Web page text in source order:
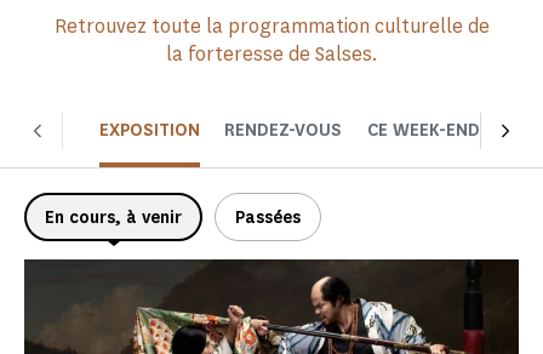
Retrouvez toute la programmation culturelle de
la forteresse de Salses.
EXPOSITION RENDEZ-VOUS CE WEEK-END
En cours, à venir Passées